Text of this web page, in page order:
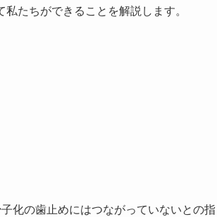
たちができることを解説します。
化の歯止めにはつながっていないとの指